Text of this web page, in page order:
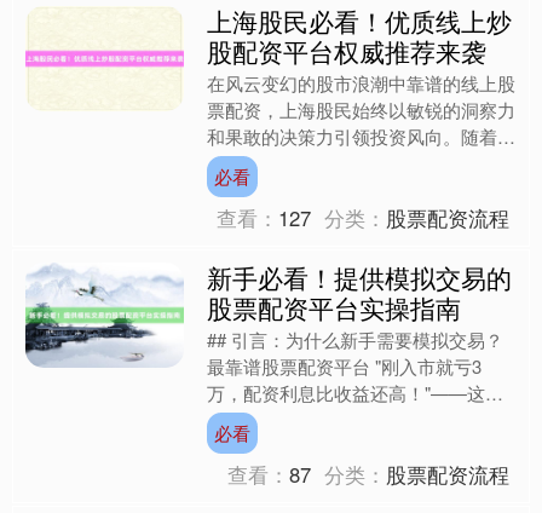
上海股民必看！优质线上炒
股配资平台权威推荐来袭
在风云变幻的股市浪潮中靠谱的线上股
票配资，上海股民始终以敏锐的洞察力
和果敢的决策力引领投资风向。随着金
融科技的飞速发展，线上炒股配资平台
已成为股民提升资金利用率....
必看
查看： 127 分类： 股票配资流程
新手必看！提供模拟交易的
股票配资平台实操指南
## 引言：为什么新手需要模拟交易？
最靠谱股票配资平台 "刚入市就亏3
万，配资利息比收益还高！"——这是
某新手投资者在论坛的吐槽。股票配资
平台因其杠杆属性，既能....
必看
查看：87 分类： 股票配资流程